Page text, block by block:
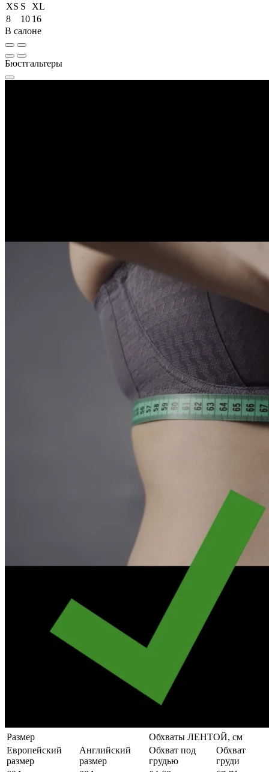
XS S
XL
8
10 16
В салоне
Бюстгальтеры
Размер
Обхваты ЛЕНТОЙ, см
Европейский
размер
Английский
размер
Обхват под
грудью
Обхват
груди